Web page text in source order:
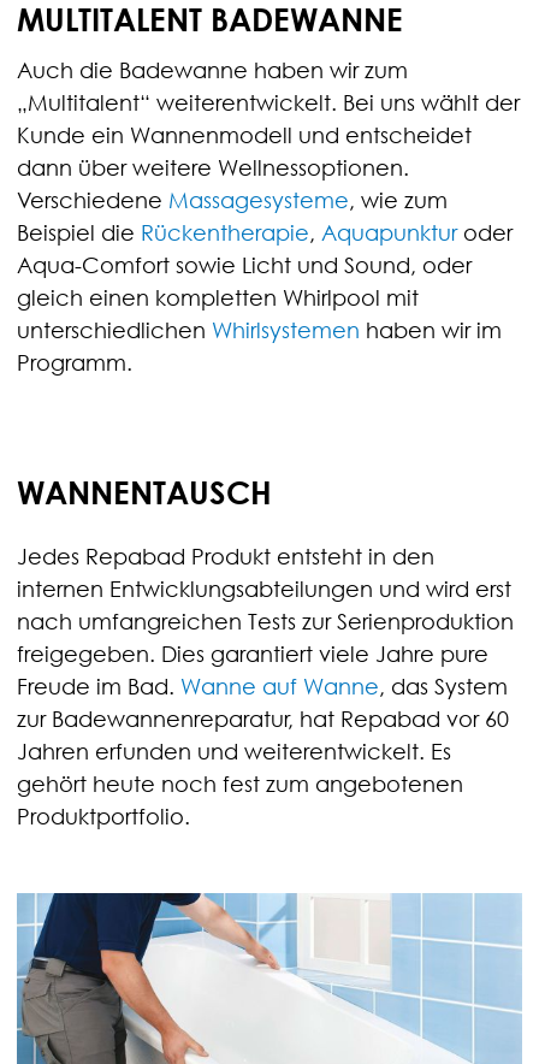
MULTITALENT BADEWANNE
Auch die Badewanne haben wir zum
„Multitalent“ weiterentwickelt. Bei uns wählt der
Kunde ein Wannenmodell und entscheidet
dann über weitere Wellnessoptionen.
Verschiedene Massagesysteme, wie zum
Beispiel die Rückentherapie, Aquapunkturoder
Aqua-Comfort sowie Licht und Sound, oder
gleich einen kompletten Whirlpool mit
unterschiedlichen Whirlsystemen haben wir im
Programm.
WANNENTAUSCH
Jedes Repabad Produkt entsteht in den
internen Entwicklungsabteilungen und wird erst
nach umfangreichen Tests zur Serienproduktion
freigegeben. Dies garantiert viele Jahre pure
Freude im Bad. Wanne auf Wanne, das System
zur Badewannenreparatur, hat Repabad vor 60
Jahren erfunden und weiterentwickelt. Es
gehört heute noch fest zum angebotenen
Produktportfolio.